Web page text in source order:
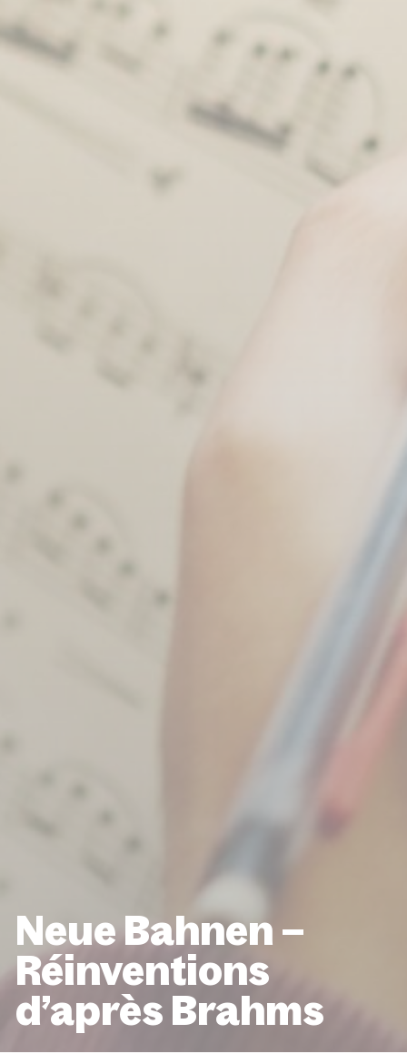
EXTRANET
Neue Bahnen –
Réinventions
d’après Brahms